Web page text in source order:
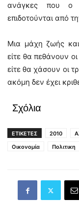
ανάγκες που ο
επιδοτούνται από
Μια μάχη ζωής
είτε θα πεθάνουν
είτε θα χάσουν οι
ακόμη δεν έχει
Σχόλια
ΕΤΙΚΕΤΕΣ 2010
Οικονομία
Πολιτικη